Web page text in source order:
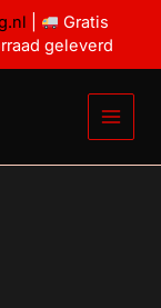
Gratis
geleverd